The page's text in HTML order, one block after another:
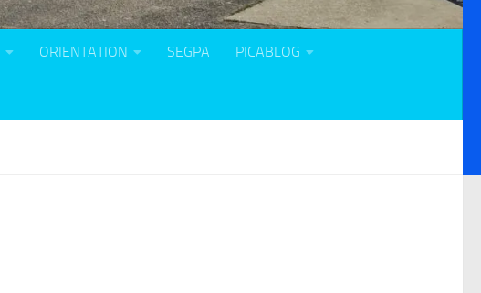
ORIENTATION SEGPA PICABLOG